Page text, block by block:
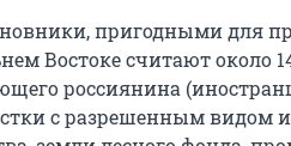
пригодными для
Востоке считают около
россиянина
с разрешенным видом